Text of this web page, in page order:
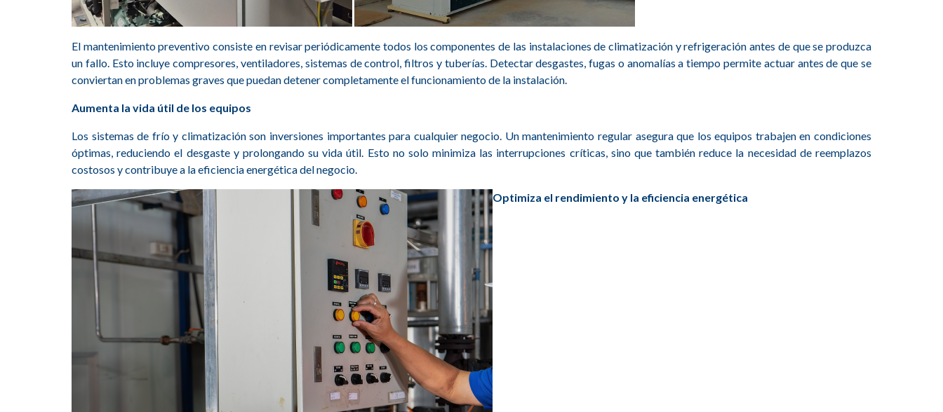
El mantenimiento preventivo consiste en revisar periódicamente todos los componentes de las instalaciones de climatización y refrigeración antes de que se produzca
un fallo. Esto incluye compresores, ventiladores, sistemas de control, filtros y tuberías. Detectar desgastes, fugas o anomalías a tiempo permite actuar antes de que se
conviertan en problemas graves que puedan detener completamente el funcionamiento de la instalación.
Aumenta la vida útil de los equipos
Los sistemas de frío y climatización son inversiones importantes para cualquier negocio. Un mantenimiento regular asegura que los equipos trabajen en condiciones
óptimas, reduciendo el desgaste y prolongando su vida útil. Esto no solo minimiza las interrupciones críticas, sino que también reduce la necesidad de reemplazos
costosos y contribuye a la eficiencia energética del negocio.
Optimiza el rendimiento y la eficiencia energética